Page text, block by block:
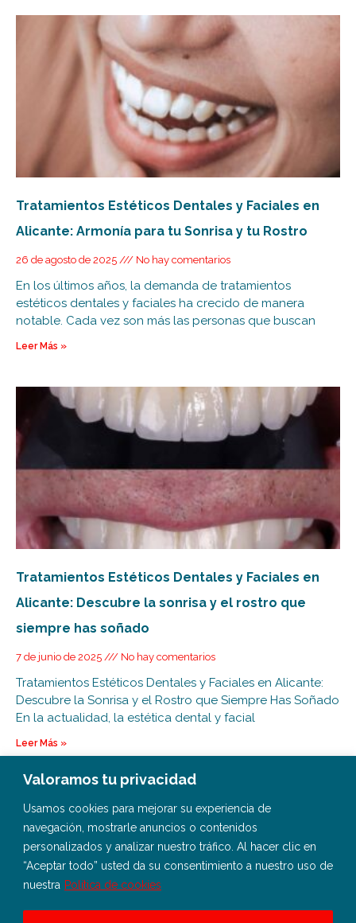
Valoramos tu privacidad
Usamos cookies para mejorar su experiencia de
navegación, mostrarle anuncios o contenidos
personalizados y analizar nuestro tráfico. Al hacer clic en
“Aceptar todo” usted da su consentimiento a nuestro uso de
nuestra Política de cookies
Tratamientos Estéticos Dentales y Faciales en
Alicante: Armonía para tu Sonrisa y tu Rostro
26 de agosto de 2025 No hay comentarios
En los últimos años, la demanda de tratamientos
estéticos dentales y faciales ha crecido de manera
notable. Cada vez son más las personas que buscan
Leer Más »
Tratamientos Estéticos Dentales y Faciales en
Alicante: Descubre la sonrisa y el rostro que
siempre has soñado
7 de junio de 2025 No hay comentarios
Tratamientos Estéticos Dentales y Faciales en Alicante:
Descubre la Sonrisa y el Rostro que Siempre Has Soñado
En la actualidad, la estética dental y facial
Leer Más »